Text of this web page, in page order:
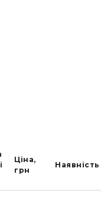
Ціна,
грн
Наявність